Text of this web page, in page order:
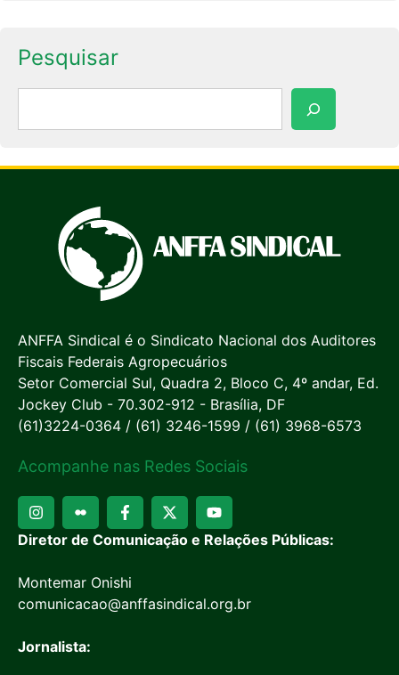
Pesquisar
ANFFA Sindical é o Sindicato Nacional dos Auditores
Fiscais Federais Agropecuários
Setor Comercial Sul, Quadra 2, Bloco C, 4º andar, Ed.
Jockey Club - 70.302-912 - Brasília, DF
(61)3224-0364 / (61) 3246-1599 / (61) 3968-6573
Acompanhe nas Redes Sociais
Diretor de Comunicação e Relações Públicas:
Montemar Onishi
comunicacao@anffasindical.org.br
Jornalista: